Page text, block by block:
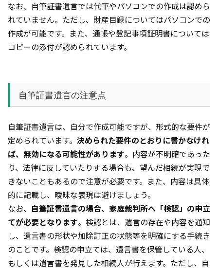
なお、自筆証書遺言では代筆やパソコンでの作成は認めら
れていません。ただし、財産目録についてはパソコンでの
作成が可能です。また、通帳や登記事項証明書については
コピーの添付が認められています。
自筆証書遺言の注意点
自筆証書遺言は、自分で作成可能ですが、形式的な要件が
定められています。 決められた要件のとおりに書かなけれ
ば、無効になる可能性があります。内容が不明確であった
り、法律に反していたりする場合も、望んだ相続が実現で
きないこともあるので注意が必要です。また、内容は具体
的に記載し、曖昧な表現は避けましょう。
なお、 自筆証書遺言の場合、家庭裁判所へ「検認」の申立
てが必要となります。検認とは、遺言の存在や内容を通知
し、遺言書の形状や加除訂正の状態等を明確にする手続き
のことです。検認の申立ては、遺言書を保管している人、
もしくは遺言書を発見した相続人が行えます。ただし、自